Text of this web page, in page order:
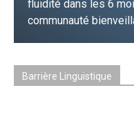
fluidité dans les 6
communauté
JE FONCE !
Barrière Linguistique